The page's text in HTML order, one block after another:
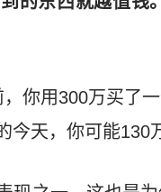
你用300万买了
今天，你可能130